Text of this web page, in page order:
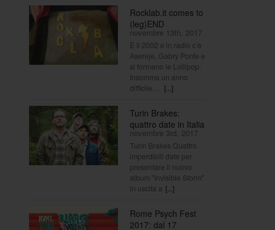
Rocklab.it comes to
(leg)END
novembre 13th, 2017
È il 2002 e in radio c’è
Asereje, Gabry Ponte e
si formano le Lollipop.
Insomma un anno
difficile… [...]
Turin Brakes:
quattro date in Italia
novembre 3rd, 2017
Turin Brakes Quattro
imperdibili date per
presentare il nuovo
album "Invisible Storm"
in uscita a [...]
Rome Psych Fest
2017: dal 17